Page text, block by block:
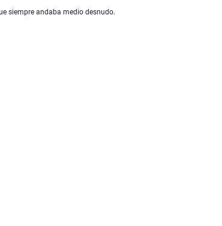
siempre andaba medio desnudo.